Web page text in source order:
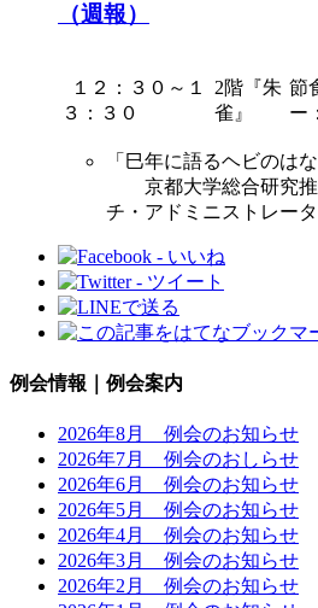
（週報）
１２：３０～１
３：３０
2階『朱
雀』
節
ー
「巳年に語るヘビのはな
京都大学総合研究推
チ・アドミニストレー
例会情報｜例会案内
2026年8月 例会のお知らせ
2026年7月 例会のおしらせ
2026年6月 例会のお知らせ
2026年5月 例会のお知らせ
2026年4月 例会のお知らせ
2026年3月 例会のお知らせ
2026年2月 例会のお知らせ